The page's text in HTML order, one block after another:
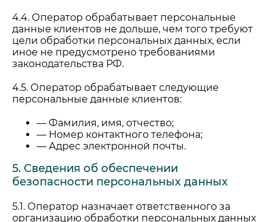
4.4. Оператор обрабатывает персональные
данные клиентов не дольше, чем того требуют
цели обработки персональных данных, если
иное не предусмотрено требованиями
законодательства РФ.
4.5. Оператор обрабатывает следующие
персональные данные клиентов:
— Фамилия, имя, отчество;
— Номер контактного телефона;
— Адрес электронной почты.
5. Сведения об обеспечении
безопасности персональных данных
5.1. Оператор назначает ответственного за
организацию обработки персональных данных